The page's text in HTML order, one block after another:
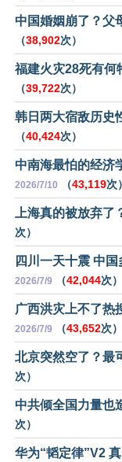
中国婚姻崩了？父
（38,902次）
福建火灾28死有何
（39,722次）
韩日两大宿敌历史
（40,424次）
中南海最怕的经济
2026/7/10 （43,119次）
上海真的被放弃了
次）
四川一天十震 中
2026/7/9 （42,044次）
广西洪灾上不了热
2026/7/9 （43,652次）
北京突然空了？最
次）
中共倾全国力量也
次）
华为“韬定律”V2